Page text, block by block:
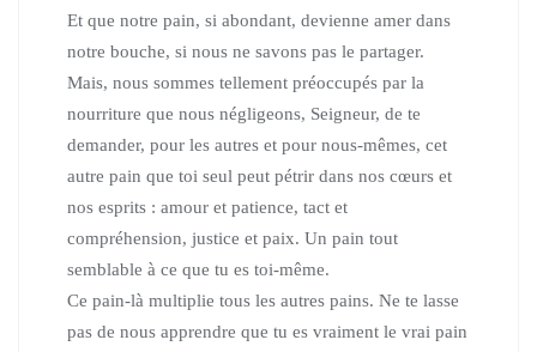
Et que notre pain, si abondant, devienne amer dans
notre bouche, si nous ne savons pas le partager.
Mais, nous sommes tellement préoccupés par la
nourriture que nous négligeons, Seigneur, de te
demander, pour les autres et pour nous-mêmes, cet
autre pain que toi seul peut pétrir dans nos cœurs et
nos esprits : amour et patience, tact et
compréhension, justice et paix. Un pain tout
semblable à ce que tu es toi-même.
Ce pain-là multiplie tous les autres pains. Ne te lasse
pas de nous apprendre que tu es vraiment le vrai pain